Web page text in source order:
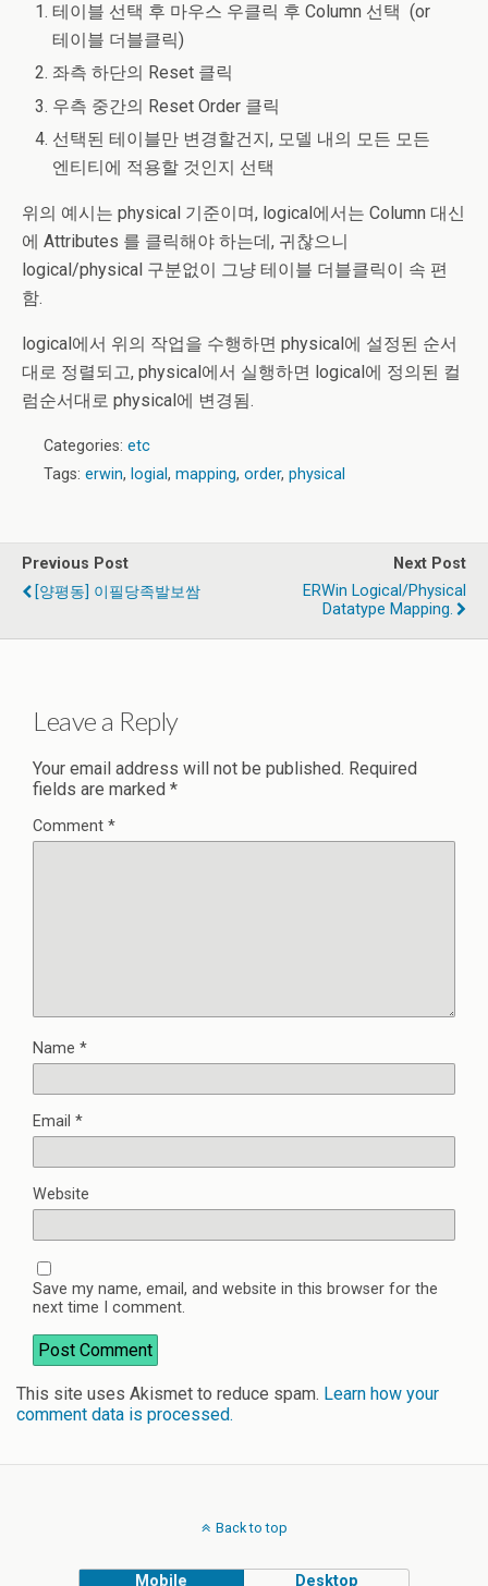
테이블 선택 후 마우스 우클릭 후 Column 선택 (or
테이블 더블클릭)
좌측 하단의 Reset 클릭
우측 중간의 Reset Order 클릭
선택된 테이블만 변경할건지, 모델 내의 모든 모든
엔티티에 적용할 것인지 선택
위의 예시는 physical 기준이며, logical에서는 Column 대신
에 Attributes 를 클릭해야 하는데, 귀찮으니
logical/physical 구분없이 그냥 테이블 더블클릭이 속 편
함.
logical에서 위의 작업을 수행하면 physical에 설정된 순서
대로 정렬되고, physical에서 실행하면 logical에 정의된 컬
럼순서대로 physical에 변경됨.
Categories: etc
Tags: erwin, logial, mapping, order, physical
Previous Post
[양평동] 이필당족발보쌈
Next Post
ERWin Logical/physical
Datatype Mapping.
Leave a Reply
Your email address will not be published. Required
fields are marked *
Comment *
Name *
Email *
Website
Save my name, email, and website in this browser for the
next time I comment.
This site uses Akismet to reduce spam. Learn how your
comment data is processed.
Back to top
Mobile Desktop